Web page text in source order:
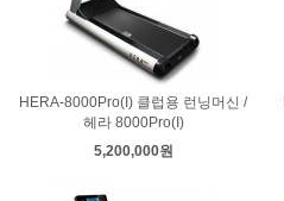
HERA-8000Pro(I) 클럽용 런닝머신 /
헤라 8000Pro(I)
5,200,000원